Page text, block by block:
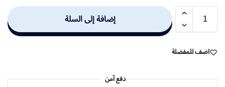
إضافة إلى السلة
اضف للمفضلة
دفع آمن